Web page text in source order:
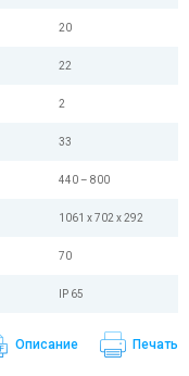
20
22
2
33
440 – 800
1061 x 702 x 292
70
IP 65
Печать
Описание